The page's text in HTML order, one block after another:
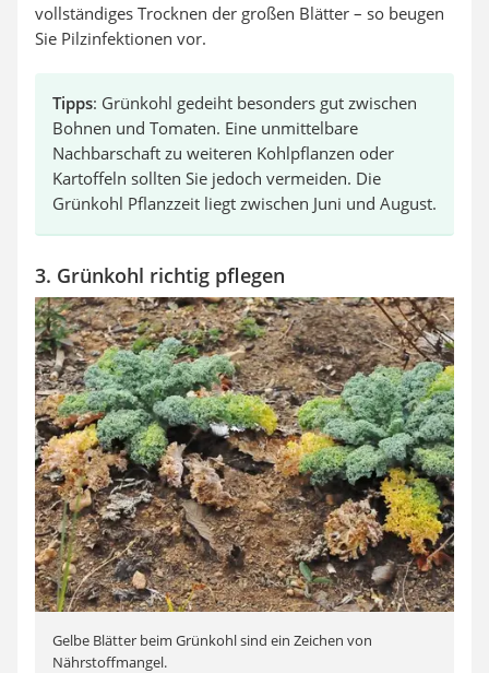
vollständiges Trocknen der großen Blätter – so beugen
Sie Pilzinfektionen vor.
Tipps: Grünkohl gedeiht besonders gut zwischen
Bohnen und Tomaten. Eine unmittelbare
Nachbarschaft zu weiteren Kohlpflanzen oder
Kartoffeln sollten Sie jedoch vermeiden. Die
Grünkohl Pflanzzeit liegt zwischen Juni und August.
3. Grünkohl richtig pflegen
Gelbe Blätter beim Grünkohl sind ein Zeichen von
Nährstoffmangel.